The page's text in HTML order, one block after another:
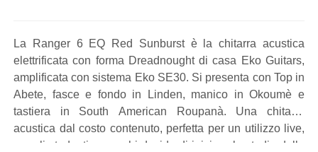
La Ranger 6 EQ Red Sunburst è la chitarra acustica
elettrificata con forma Dreadnought di casa Eko Guitars,
amplificata con sistema Eko SE30. Si presenta con Top in
Abete, fasce e fondo in Linden, manico in Okoumè e
tastiera in South American Roupanà. Una chitarra
acustica dal costo contenuto, perfetta per un utilizzo live,
per gli studenti e per chi decide di iniziare lo studio della